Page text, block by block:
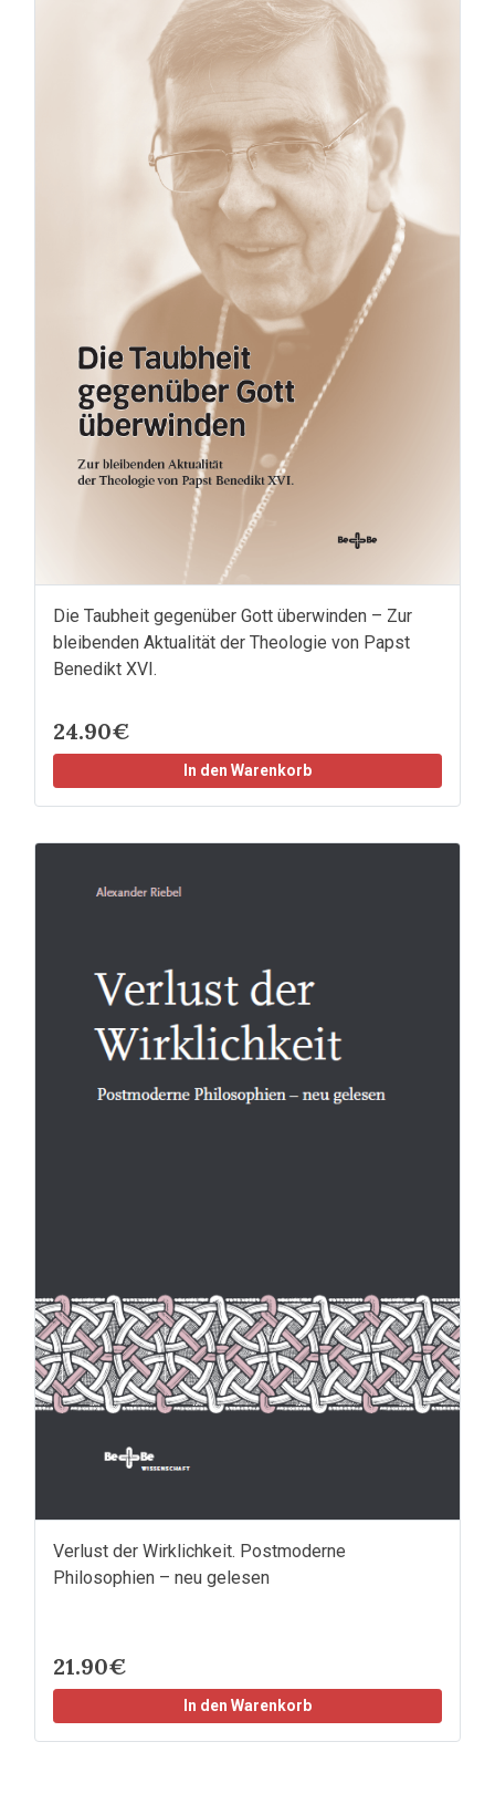
Die Taubheit gegenüber Gott überwinden – Zur
bleibenden Aktualität der Theologie von Papst
Benedikt XVI.
24.90€
In den Warenkorb
Verlust der Wirklichkeit. Postmoderne
Philosophien – neu gelesen
21.90€
In den Warenkorb